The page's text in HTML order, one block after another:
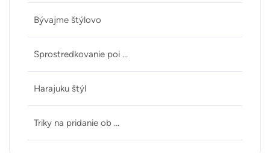
Bývajme štýlovo
Sprostredkovanie poi …
Harajuku štýl
Triky na pridanie ob …